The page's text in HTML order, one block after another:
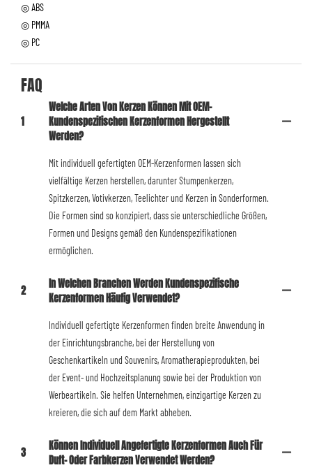
◎ ABS
◎ PMMA
◎ PC
FAQ
1
Welche Arten Von Kerzen Können Mit OEM-
Kundenspezifischen Kerzenformen Hergestellt
Werden?
Mit individuell gefertigten OEM-Kerzenformen lassen sich
vielfältige Kerzen herstellen, darunter Stumpenkerzen,
Spitzkerzen, Votivkerzen, Teelichter und Kerzen in Sonderformen.
Die Formen sind so konzipiert, dass sie unterschiedliche Größen,
Formen und Designs gemäß den Kundenspezifikationen
ermöglichen.
2
In Welchen Branchen Werden Kundenspezifische
Kerzenformen Häufig Verwendet?
Individuell gefertigte Kerzenformen finden breite Anwendung in
der Einrichtungsbranche, bei der Herstellung von
Geschenkartikeln und Souvenirs, Aromatherapieprodukten, bei
der Event- und Hochzeitsplanung sowie bei der Produktion von
Werbeartikeln. Sie helfen Unternehmen, einzigartige Kerzen zu
kreieren, die sich auf dem Markt abheben.
3
Können Individuell Angefertigte Kerzenformen Auch Für
Duft- Oder Farbkerzen Verwendet Werden?